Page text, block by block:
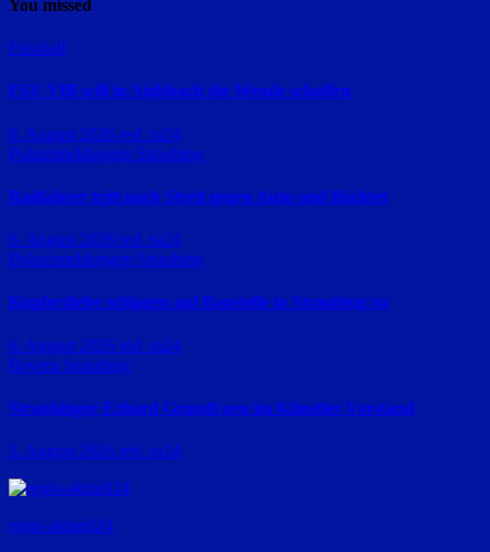
You missed
Fussball
FSV VfB will in Aiglsbach die Wende schaffen
6. August 2026 red_ra24
Polizeimeldungen Straubing
Radfahrer tritt nach Streit gegen Auto und flüchtet
6. August 2026 red_ra24
Polizeimeldungen Straubing
Kupferdiebe schlagen auf Baustelle in Straubing zu
6. August 2026 red_ra24
Bayern Straubing
Straubinger Erhard Grundl neu im Künstler-Vorstand
5. August 2026 red_ra24
regio-aktuell24